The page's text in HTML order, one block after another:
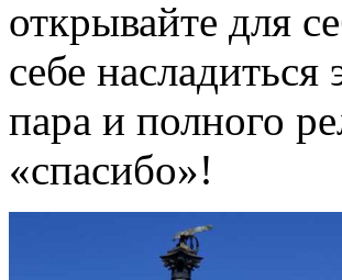
открывайте для
себе
пара и полного
«спасибо»!